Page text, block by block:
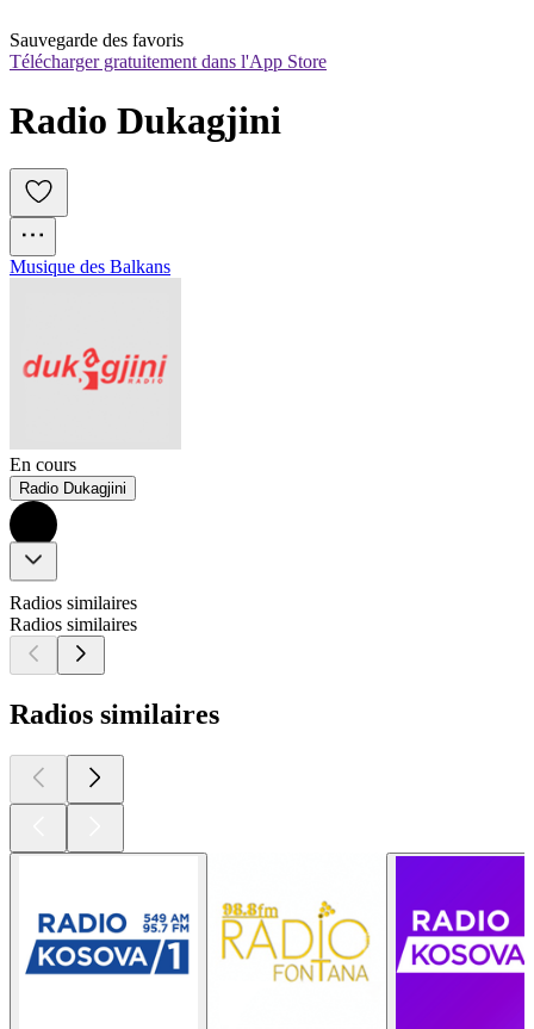
Sauvegarde des favoris
Télécharger gratuitement dans l'App Store
Radio Dukagjini
Musique des Balkans
En cours
Radio Dukagjini
Radios similaires
Radios similaires
Radios similaires